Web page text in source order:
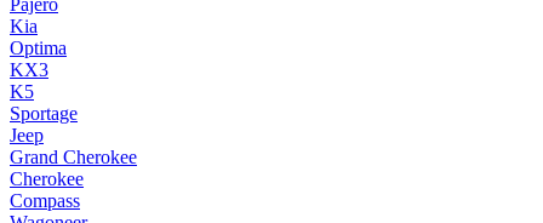
Pajero
Kia
Optima
KX3
K5
Sportage
Jeep
Grand Cherokee
Cherokee
Compass